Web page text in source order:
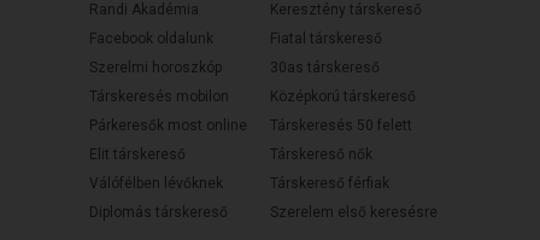
Randi Akadémia
Facebook oldalunk
Szerelmi horoszkóp
Társkeresés mobilon
Párkeresők most online
Elit társkereső
Válófélben lévőknek
Diplomás társkereső
Keresztény társkereső
Fiatal társkereső
30as társkereső
Középkorú társkereső
Társkeresés 50 felett
Társkereső nők
Társkereső férfiak
Szerelem első keresésre